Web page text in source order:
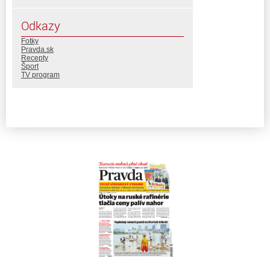
Odkazy
Fotky
Pravda.sk
Recepty
Šport
TV program